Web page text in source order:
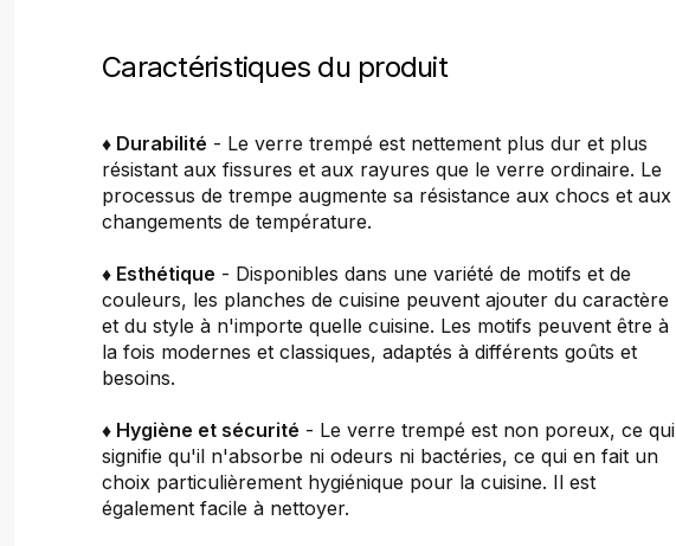
Caractéristiques du produit
♦ Durabilité - Le verre trempé est nettement plus dur et plus
résistant aux fissures et aux rayures que le verre ordinaire. Le
processus de trempe augmente sa résistance aux chocs et aux
changements de température.
♦ Esthétique - Disponibles dans une variété de motifs et de
couleurs, les planches de cuisine peuvent ajouter du caractère
et du style à n'importe quelle cuisine. Les motifs peuvent être à
la fois modernes et classiques, adaptés à différents goûts et
besoins.
♦ Hygiène et sécurité - Le verre trempé est non poreux, ce qui
signifie qu'il n'absorbe ni odeurs ni bactéries, ce qui en fait un
choix particulièrement hygiénique pour la cuisine. Il est
également facile à nettoyer.